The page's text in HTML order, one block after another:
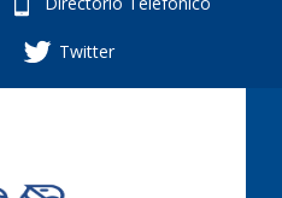
Twitter